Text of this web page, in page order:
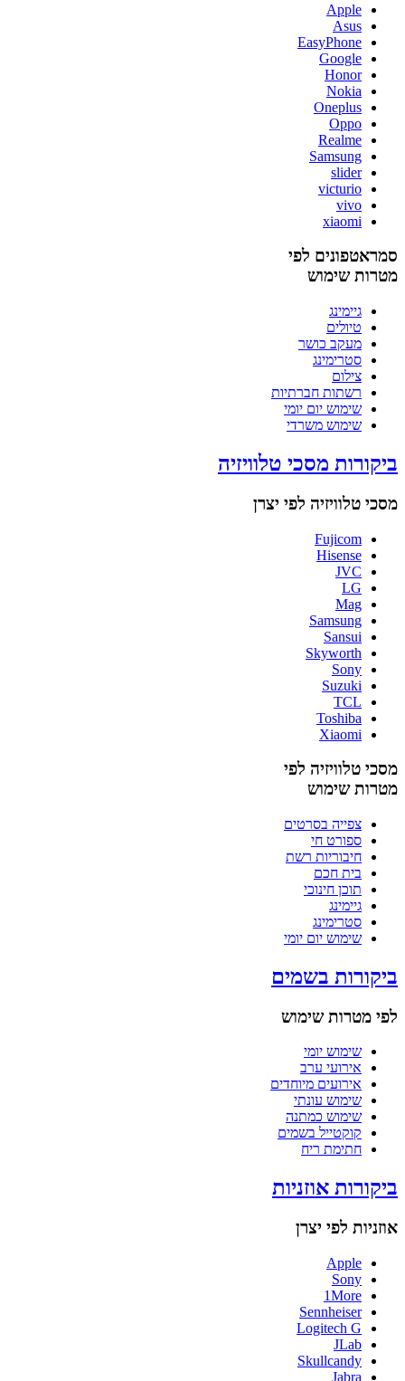
Apple
Asus
EasyPhone
Google
Honor
Nokia
Oneplus
Oppo
Realme
Samsung
slider
victurio
vivo
xiaomi
סמראטפונים לפי
מטרות שימוש
גיימינג
טיולים
מעקב כושר
סטרימינג
צילום
רשתות חברתיות
שימוש יום יומי
שימוש משרדי
ביקורות מסכי טלוויזיה
מסכי טלוויזיה לפי יצרן
Fujicom
Hisense
JVC
LG
Mag
Samsung
Sansui
Skyworth
Sony
Suzuki
TCL
Toshiba
Xiaomi
מסכי טלוויזיה לפי
מטרות שימוש
צפייה בסרטים
ספורט חי
חיבוריות רשת
בית חכם
תוכן חינוכי
גיימינג
סטרימינג
שימוש יום יומי
ביקורות בשמים
לפי מטרות שימוש
שימוש יומי
אירועי ערב
אירועים מיוחדים
שימוש עונתי
שימוש כמתנה
קוקטייל בשמים
חתימת ריח
ביקורות אוזניות
אוזניות לפי יצרן
Apple
Sony
1More
Sennheiser
Logitech G
JLab
Skullcandy
Jabra